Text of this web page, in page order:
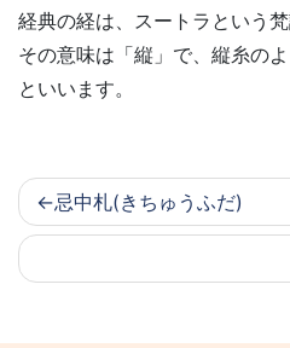
経典の経は、スートラという
その意味は「縦」で、縦糸の
といいます。
忌中札(きちゅうふだ)